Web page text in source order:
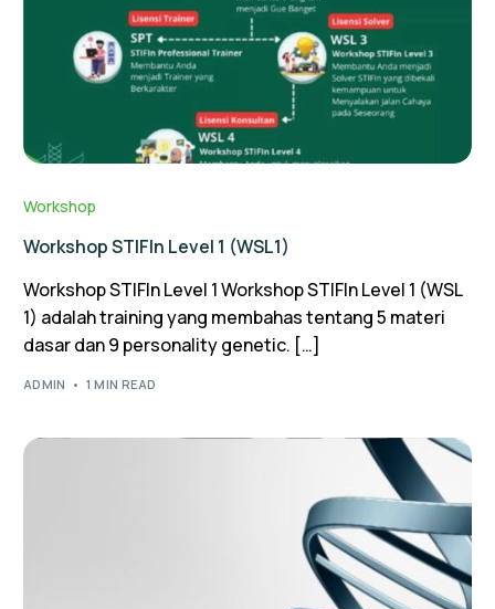
Workshop
Workshop STIFIn Level 1 (WSL1)
Workshop STIFIn Level 1 Workshop STIFIn Level 1 (WSL
1) adalah training yang membahas tentang 5 materi
dasar dan 9 personality genetic. […]
ADMIN 1 MIN READ